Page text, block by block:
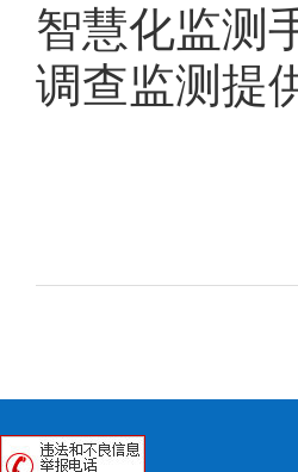
智慧化监测
调查监测提